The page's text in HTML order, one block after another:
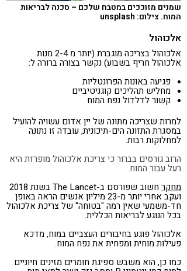
שמנים מזוככים במטבח שלכם – סכנה לבריאות
המוח. צילום: unsplash
אלכוהול
אלכוהול בצריכה מוגברת (יותר מ 2-4 מנות
אלכוהול חריף בשבוע) נקשר בצורה ברורה ל:
פגיעה באונות הפרונטליות
מחליש תהליכים קוגניטיביים
קשור לדלדול נפח המוח
למרות שצריכה מתונה של יין אדום עשויה להועיל
במסגרת התזונה הים-תיכונית, עובדה זו נתונה
למחלוקות רבות.
הרוב גורסים בברור כי צריכת אלכוהול מופרזת היא
רעל עבור המוח.
מחקר
חשוב שפורסם ב-The Lancet בשנת 2018
ועקב אחרי יותר מ-23 מיליון אנשים הראה באופן
חד-משמעי שאין רמה "בטוחה" של צריכת אלכוהול
בכל הנוגע לבריאות הכללית.
אלכוהול פוגע בחיבורים העצביים במוח, מדכא
פעילות מוחית ומפחית את נפח המוח.
כמו כן, הוא משבש ספיגת חומרים מזינים חיוניים